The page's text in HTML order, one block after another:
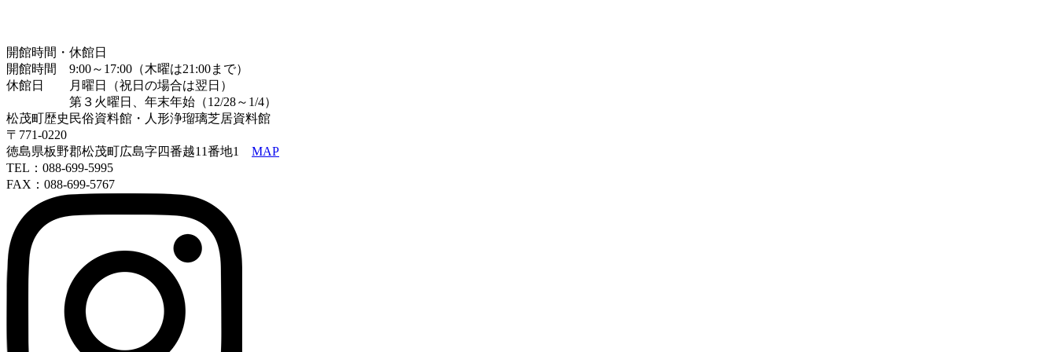
開館時間・休館日
開館時間 9:00～17:00（木曜は21:00まで）
休館日 月曜日（祝日の場合は翌日）
第３火曜日、年末年始（12/28～1/4）
松茂町歴史民俗資料館・人形浄瑠璃芝居資料館
〒771-0220
徳島県板野郡松茂町広島字四番越11番地1 MAP
TEL：088-699-5995
FAX：088-699-5767